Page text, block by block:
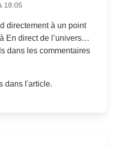
18:05
directement à un point
En direct de l’univers…
dans les commentaires
dans l'article.